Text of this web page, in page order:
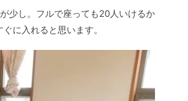
少し。フルで座っても20人いけるか
に入れると思います。